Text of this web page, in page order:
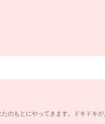
のもとにやってきます。ドキドキが